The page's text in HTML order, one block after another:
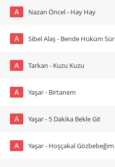
A Nazan Öncel - Hay Hay
A Sibel Alaş - Bende Hüküm Sür
A Tarkan - Kuzu Kuzu
A Yaşar - Birtanem
A Yaşar - 5 Dakika Bekle Git
A Yaşar - Hoşçakal Gözbebeğim